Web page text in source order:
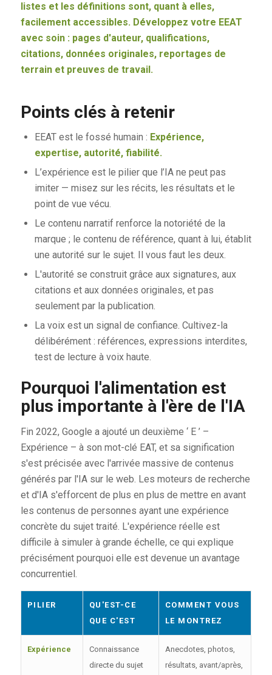
listes et les définitions sont, quant à elles,
facilement accessibles. Développez votre EEAT
avec soin : pages d'auteur, qualifications,
citations, données originales, reportages de
terrain et preuves de travail.
Points clés à retenir
EEAT est le fossé humain : Expérience,
expertise, autorité, fiabilité.
L’expérience est le pilier que l’IA ne peut pas
imiter — misez sur les récits, les résultats et le
point de vue vécu.
Le contenu narratif renforce la notoriété de la
marque ; le contenu de référence, quant à lui, établit
une autorité sur le sujet. Il vous faut les deux.
L'autorité se construit grâce aux signatures, aux
citations et aux données originales, et pas
seulement par la publication.
La voix est un signal de confiance. Cultivez-la
délibérément : références, expressions interdites,
test de lecture à voix haute.
Pourquoi l'alimentation est
plus importante à l'ère de l'IA
Fin 2022, Google a ajouté un deuxième ‘ E ’ –
Expérience – à son mot-clé EAT, et sa signification
s'est précisée avec l'arrivée massive de contenus
générés par l'IA sur le web. Les moteurs de recherche
et d'IA s'efforcent de plus en plus de mettre en avant
les contenus de personnes ayant une expérience
concrète du sujet traité. L'expérience réelle est
difficile à simuler à grande échelle, ce qui explique
précisément pourquoi elle est devenue un avantage
concurrentiel.
PILIER
QU'EST-CE
QUE C'EST
COMMENT VOUS
LE MONTREZ
Expérience
Connaissance
directe du sujet
Anecdotes, photos,
résultats, avant/après,